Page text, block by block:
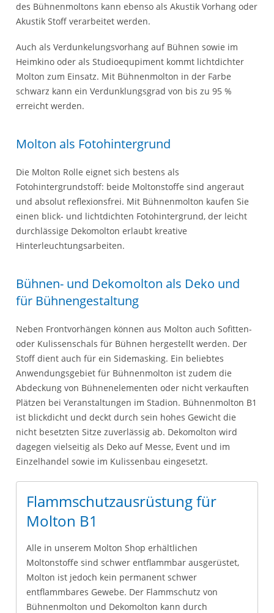
des Bühnenmoltons kann ebenso als Akustik Vorhang oder
Akustik Stoff verarbeitet werden.
Auch als Verdunkelungsvorhang auf Bühnen sowie im
Heimkino oder als Studioequpiment kommt lichtdichter
Molton zum Einsatz. Mit Bühnenmolton in der Farbe
schwarz kann ein Verdunklungsgrad von bis zu 95 %
erreicht werden.
Molton als Fotohintergrund
Die Molton Rolle eignet sich bestens als
Fotohintergrundstoff: beide Moltonstoffe sind angeraut
und absolut reflexionsfrei. Mit Bühnenmolton kaufen Sie
einen blick- und lichtdichten Fotohintergrund, der leicht
durchlässige Dekomolton erlaubt kreative
Hinterleuchtungsarbeiten.
Bühnen- und Dekomolton als Deko und
für Bühnengestaltung
Neben Frontvorhängen können aus Molton auch Sofitten-
oder Kulissenschals für Bühnen hergestellt werden. Der
Stoff dient auch für ein Sidemasking. Ein beliebtes
Anwendungsgebiet für Bühnenmolton ist zudem die
Abdeckung von Bühnenelementen oder nicht verkauften
Plätzen bei Veranstaltungen im Stadion. Bühnenmolton B1
ist blickdicht und deckt durch sein hohes Gewicht die
nicht besetzten Sitze zuverlässig ab. Dekomolton wird
dagegen vielseitig als Deko auf Messe, Event und im
Einzelhandel sowie im Kulissenbau eingesetzt.
Flammschutzausrüstung für
Molton B1
Alle in unserem Molton Shop erhältlichen
Moltonstoffe sind schwer entflammbar ausgerüstet,
Molton ist jedoch kein permanent schwer
entflammbares Gewebe. Der Flammschutz von
Bühnenmolton und Dekomolton kann durch